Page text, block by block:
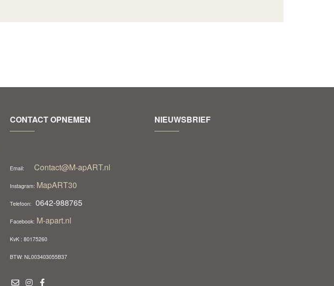
CONTACT OPNEMEN
Email: Contact@M-apART.nl
Instagram: MapART30
Telefoon: 0642-988765
Facebook: M-apart.nl
KvK : 80175260
BTW: NL003403055B37
NIEUWSBRIEF